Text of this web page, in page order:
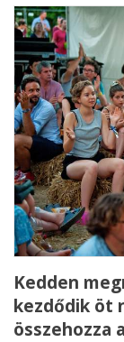
Kedden
kezdődik öt
összehozza